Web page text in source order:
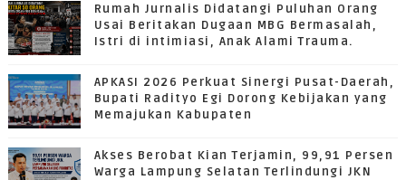
Rumah Jurnalis Didatangi Puluhan Orang
Usai Beritakan Dugaan MBG Bermasalah,
Istri di intimiasi, Anak Alami Trauma.
APKASI 2026 Perkuat Sinergi Pusat-Daerah,
Bupati Radityo Egi Dorong Kebijakan yang
Memajukan Kabupaten
Akses Berobat Kian Terjamin, 99,91 Persen
Warga Lampung Selatan Terlindungi JKN